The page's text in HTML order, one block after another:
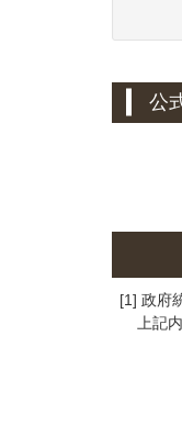
公
[1] 政府
上記内